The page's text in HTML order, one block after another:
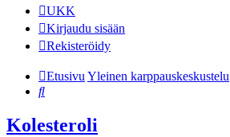
UKK
Kirjaudu sisään
Rekisteröidy
EtusivuYleinen karppauskeskustelu
Etsi
Kolesteroli